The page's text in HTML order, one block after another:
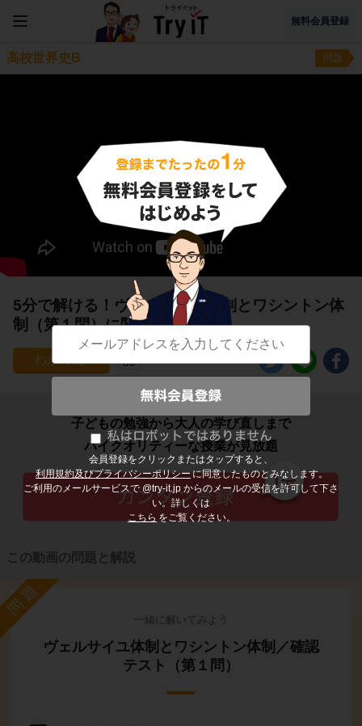
無料会員登録
会員登録をクリックまたはタップすると、
利用規約及びプライバシーポリシーに同意したものとみなします。
ご利用のメールサービスで @try-it.jp からのメールの受信を許可して下さ
い。詳しくは
こちら をご覧ください。
高校世界史B 問題
5分で解ける！ヴェルサイユ体制とワシントン体
制（第１問）に関する問題
35
子どもの勉強から大人の学び直しまで
ハイクオリティーな授業が見放題
この動画の問題と解説
問題
一緒に解いてみよう
ヴェルサイユ体制とワシントン体制／確認
テスト（第１問）